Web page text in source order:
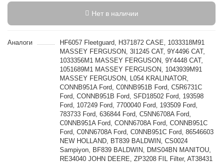
Нет в наличии
Аналоги
HF6057 Fleetguard, H371872 CASE, 1033318M91
MASSEY FERGUSON, 3I1245 CAT, 9Y4496 CAT,
1033356M1 MASSEY FERGUSON, 9Y4448 CAT,
1051689M1 MASSEY FERGUSON, 1043939M91
MASSEY FERGUSON, L054 KRALINATOR,
CONNB951A Ford, C0NNB951B Ford, C5R6731C
Ford, CONNB951B Ford, SFD18502 Ford, 193598
Ford, 107249 Ford, 7700040 Ford, 193509 Ford,
783733 Ford, 636844 Ford, C5NN6708A Ford,
C0NNB951A Ford, CONN6708A Ford, CONNB951C
Ford, C0NN6708A Ford, C0NNB951C Ford, 86546603
NEW HOLLAND, BT839 BALDWIN, CS0024
Sampiyon, BF839 BALDWIN, DMS04BN MANITOU,
RE34040 JOHN DEERE, ZP3208 FIL Filter, AT38431